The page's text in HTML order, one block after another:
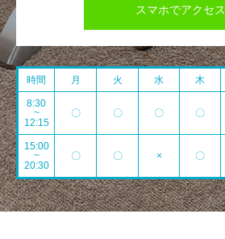
スマホでアクセス
時間 月 火 水 木
8:30
~
12:15
〇 〇 〇 〇
15:00
~
20:30
〇 〇 × 〇